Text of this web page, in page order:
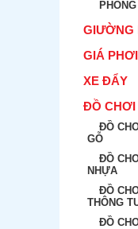
GIƯỜNG
GIÁ
XE ĐẨY
ĐỒ CHƠI
ĐỒ
GỖ
ĐỒ
NHỰA
ĐỒ
THÔNG
ĐỒ